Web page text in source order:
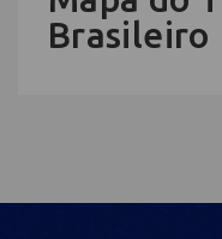
Brasileiro